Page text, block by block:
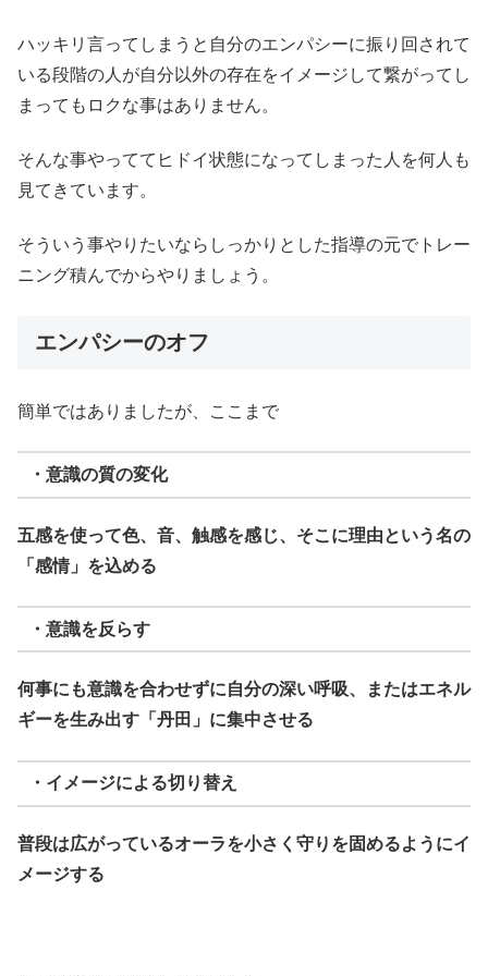
ハッキリ言ってしまうと自分のエンパシーに振り回されて
いる段階の人が自分以外の存在をイメージして繋がってし
まってもロクな事はありません。
そんな事やっててヒドイ状態になってしまった人を何人も
見てきています。
そういう事やりたいならしっかりとした指導の元でトレー
ニング積んでからやりましょう。
エンパシーのオフ
簡単ではありましたが、ここまで
・意識の質の変化
五感を使って色、音、触感を感じ、そこに理由という名の
「感情」を込める
・意識を反らす
何事にも意識を合わせずに自分の深い呼吸、またはエネル
ギーを生み出す「丹田」に集中させる
・イメージによる切り替え
普段は広がっているオーラを小さく守りを固めるようにイ
メージする